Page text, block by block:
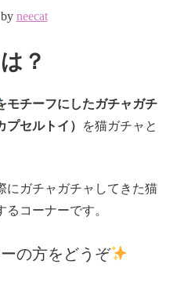
neecat
？
モチーフにしたガチャガチ
セルトイ）
を猫ガチャと
にガチャガチャしてきた猫
コーナーです。
の方をどうぞ